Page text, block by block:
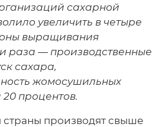
сахарной
увеличить в четыре
выращивания
раза — производственные
сахара,
жомосушильных
процентов.
страны производят свыше